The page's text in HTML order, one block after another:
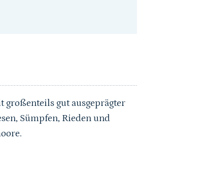
großenteils gut ausgeprägter
Sümpfen, Rieden und